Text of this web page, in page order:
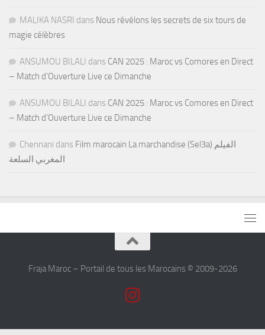
MALIKA NASRI dans Nous révélons les secrets de six tours de
magie célèbres
ANSUMOU BILALI dans CAN 2025 : Maroc vs Comores en Direct
– Match d’Ouverture Live ce Dimanche
ANSUMOU BILALI dans CAN 2025 : Maroc vs Comores en Direct
– Match d’Ouverture Live ce Dimanche
Chennani dans Film marocain La marchandise (Sel3a) الفيلم
المغربي السلعة
Fraja Maroc – Portail de tous les Marocains © 2009-2026